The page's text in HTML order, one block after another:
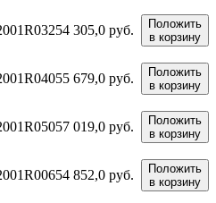
4 305,0 руб.
Положить
в корзину
5 679,0 руб.
Положить
в корзину
7 019,0 руб.
Положить
в корзину
4 852,0 руб.
Положить
в корзину